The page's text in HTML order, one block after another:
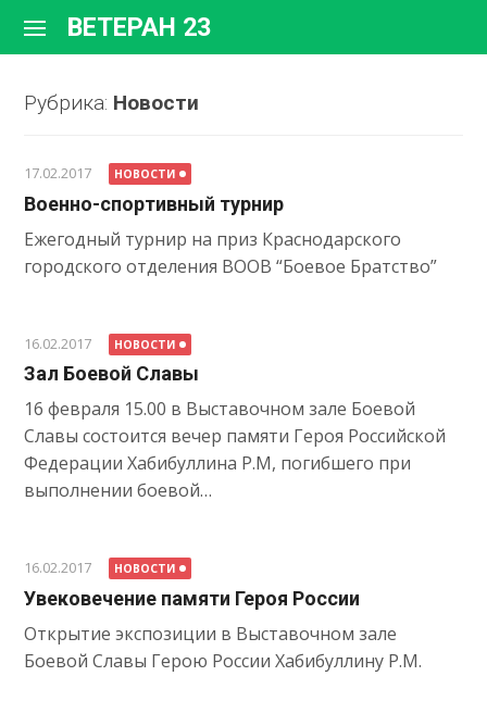
содержимому
ВЕТЕРАН 23
Рубрика: Новости
17.02.2017 НОВОСТИ
Военно-спортивный турнир
Ежегодный турнир на приз Краснодарского
городского отделения ВООВ “Боевое Братство”
16.02.2017 НОВОСТИ
Зал Боевой Славы
16 февраля 15.00 в Выставочном зале Боевой
Славы состоится вечер памяти Героя Российской
Федерации Хабибуллина Р.М, погибшего при
выполнении боевой…
16.02.2017 НОВОСТИ
Увековечение памяти Героя России
Открытие экспозиции в Выставочном зале
Боевой Славы Герою России Хабибуллину Р.М.